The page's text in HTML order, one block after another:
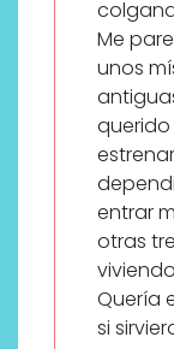
Me
unos
entrar
otras
Quería
si